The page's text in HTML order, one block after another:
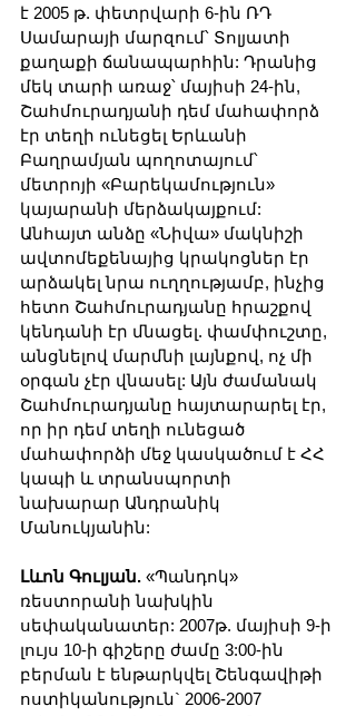
է 2005 թ. փետրվարի 6-ին ՌԴ
Սամարայի մարզում՝ Տոլյատի
քաղաքի ճանապարհին: Դրանից
մեկ տարի առաջ՝ մայիսի 24-ին,
Շահմուրադյանի դեմ մահափորձ
էր տեղի ունեցել Երևանի
Բաղրամյան պողոտայում՝
մետրոյի «Բարեկամություն»
կայարանի մերձակայքում:
Անհայտ անձը «Նիվա» մակնիշի
ավտոմեքենայից կրակոցներ էր
արձակել նրա ուղղությամբ, ինչից
հետո Շահմուրադյանը հրաշքով
կենդանի էր մնացել. փամփուշտը,
անցնելով մարմնի լայնքով, ոչ մի
օրգան չէր վնասել: Այն ժամանակ
Շահմուրադյանը հայտարարել էր,
որ իր դեմ տեղի ունեցած
մահափորձի մեջ կասկածում է ՀՀ
կապի և տրանսպորտի
նախարար Անդրանիկ
Մանուկյանին:
Լևոն Գուլյան. «Պանդոկ»
ռեստորանի նախկին
սեփականատեր: 2007թ. մայիսի 9-ի
լույս 10-ի գիշերը ժամը 3:00-ին
բերման է ենթարկվել Շենգավիթի
ոստիկանություն` 2006-2007